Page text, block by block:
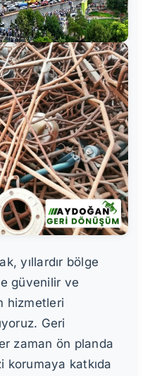
yıllardır bölge
güvenilir ve
hizmetleri
Geri
zaman ön planda
katkıda